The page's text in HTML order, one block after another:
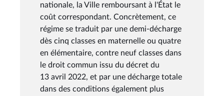
nationale, la Ville remboursant à l'État le
coût correspondant. Concrètement, ce
régime se traduit par une demi-décharge
dès cinq classes en maternelle ou quatre
en élémentaire, contre neuf classes dans
le droit commun issu du décret du
13 avril 2022, et par une décharge totale
dans des conditions également plus